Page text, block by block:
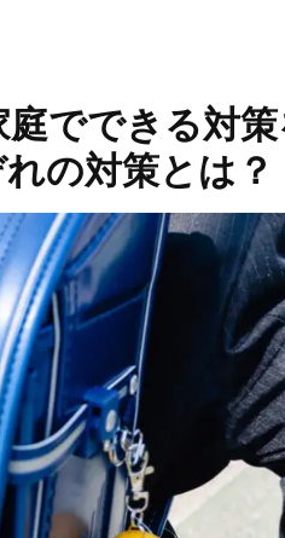
でできる対
の対策とは？